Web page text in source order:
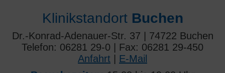
Klinikstandort Buchen
Dr.-Konrad-Adenauer-Str. 37 | 74722 Buchen
Telefon: 06281 29-0 | Fax: 06281 29-450
Anfahrt
E-Mail